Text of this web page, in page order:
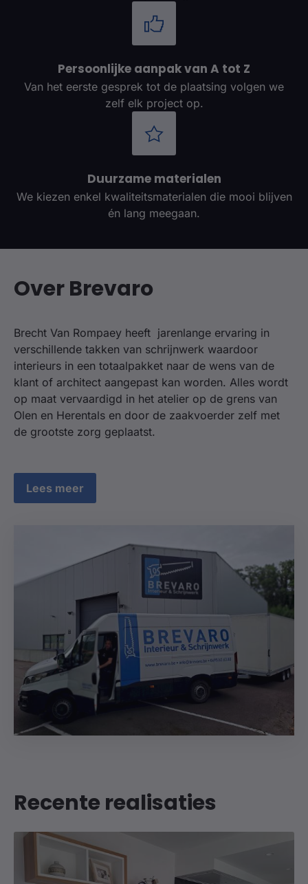
Persoonlijke aanpak van A tot Z
Van het eerste gesprek tot de plaatsing volgen we
zelf elk project op.
Duurzame materialen
We kiezen enkel kwaliteitsmaterialen die mooi blijven
én lang meegaan.
Over Brevaro
Brecht Van Rompaey heeft jarenlange ervaring in
verschillende takken van schrijnwerk waardoor
interieurs in een totaalpakket naar de wens van de
klant of architect aangepast kan worden. Alles wordt
op maat vervaardigd in het atelier op de grens van
Olen en Herentals en door de zaakvoerder zelf met
de grootste zorg geplaatst.
Lees meer
Recente realisaties